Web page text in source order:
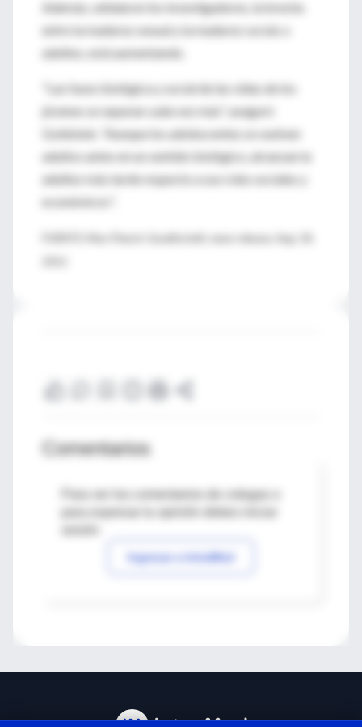
Además, señalaron los investigadores, la brecha
entre la madurez sexual y la madurez social, o
adultez, está aumentando.
"Las fases biológica y social de las vidas de los
jóvenes se separan cada vez más", aseguró
Goldstein. "Aunque los adolescentes se vuelven
adultos antes en un sentido biológico, alcanzan la
adultez más tarde respecto a sus roles sociales y
económicos".
Comentarios
Para ver los comentarios de colegas o
Ingresar a IntraMed